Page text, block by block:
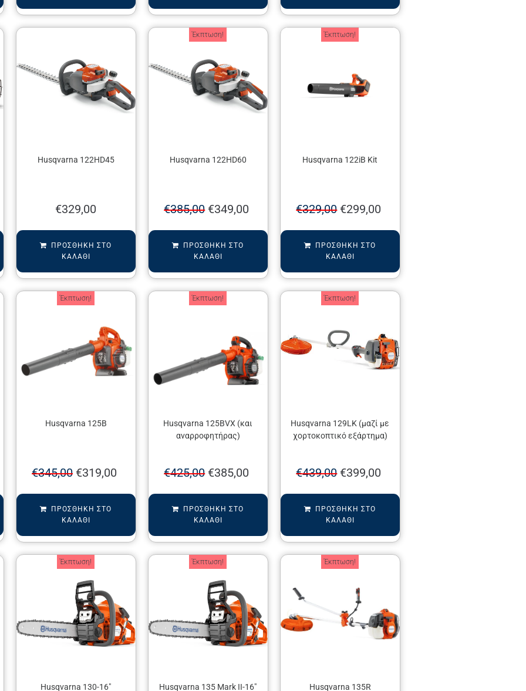
Husqvarna 122HD45
€329,00
ΠΡΟΣΘΉΚΗ ΣΤΟ
ΚΑΛΆΘΙ
Έκπτωση!
Husqvarna 122HD60
€385,00 €349,00
ΠΡΟΣΘΉΚΗ ΣΤΟ
ΚΑΛΆΘΙ
Έκπτωση!
Husqvarna 122iB Kit
€329,00 €299,00
ΠΡΟΣΘΉΚΗ ΣΤΟ
ΚΑΛΆΘΙ
Έκπτωση!
Husqvarna 125B
€345,00 €319,00
ΠΡΟΣΘΉΚΗ ΣΤΟ
ΚΑΛΆΘΙ
Έκπτωση!
Husqvarna 125BVX (και
αναρροφητήρας)
€425,00 €385,00
ΠΡΟΣΘΉΚΗ ΣΤΟ
ΚΑΛΆΘΙ
Έκπτωση!
Husqvarna 129LK (μαζί με
χορτοκοπτικό εξάρτημα)
€439,00 €399,00
ΠΡΟΣΘΉΚΗ ΣΤΟ
ΚΑΛΆΘΙ
Έκπτωση!
Husqvarna 130-16″
Έκπτωση!
Husqvarna 135 Mark II-16″
Έκπτωση!
Husqvarna 135R